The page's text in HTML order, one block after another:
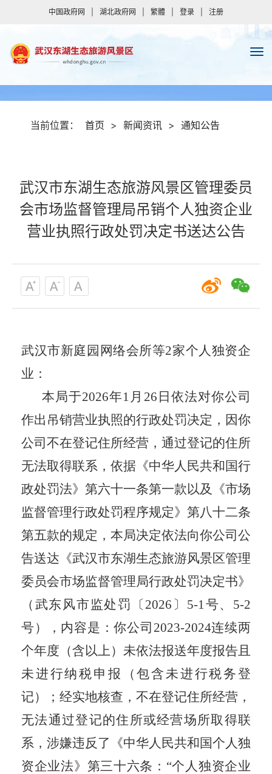
中国政府网 湖北政府网 繁體 登录 注册
当前位置： 首页 > 新闻资讯 > 通知公告
武汉市东湖生态旅游风景区管理委员
会市场监督管理局吊销个人独资企业
营业执照行政处罚决定书送达公告
武汉市新庭园网络会所等2家个人独资企
业 ：
本局于2026年1月26 日依法对你公司
作出吊销营业执照的行政处罚决定，因你
公司不在登记住所经营，通过登记的住所
无法取得联系，依据《中华人民共和国行
政处罚法》第六十一条第一款以及《市场
监督管理行政处罚程序规定》第八十二条
第五款的规定，本局决定依法向你公司公
告送达《武汉市东湖生态旅游风景区管理
委员会市场监督管理局行政处罚决定书》
（武东风市监处罚
〔2026〕5-1号、5-2
号）
，内容是：你公司 2023-2024连续两
个年度 （含以上） 未依法报送年度报告且
未进行纳税申报（包含未进行税务登
记）
；经实地核查，不在登记住所经营，
无法通过登记的住所或经营场所取得联
系， 涉嫌违反了《中华人民共和国个人独
资企业法》第三十六条：“个人独资企业